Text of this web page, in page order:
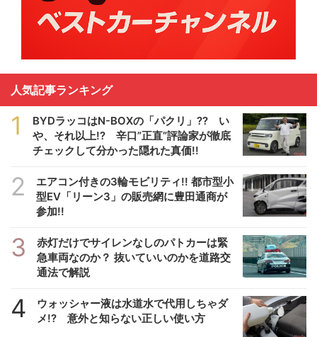
人気記事ランキング
1
BYDラッコはN-BOXの「パクリ」?? い
や、それ以上!? 辛口”正直”評論家が徹底
チェックして分かった隠れた真価!!
2
エアコン付きの3輪モビリティ!! 都市型小
型EV「リーン3」の販売網に豊田通商が
参加!!
3
赤灯だけでサイレンなしのパトカーは緊
急車両なのか？ 抜いていいのかを道路交
通法で解説
4
ウォッシャー液は水道水で代用しちゃダ
メ!? 意外と知らない正しい使い方